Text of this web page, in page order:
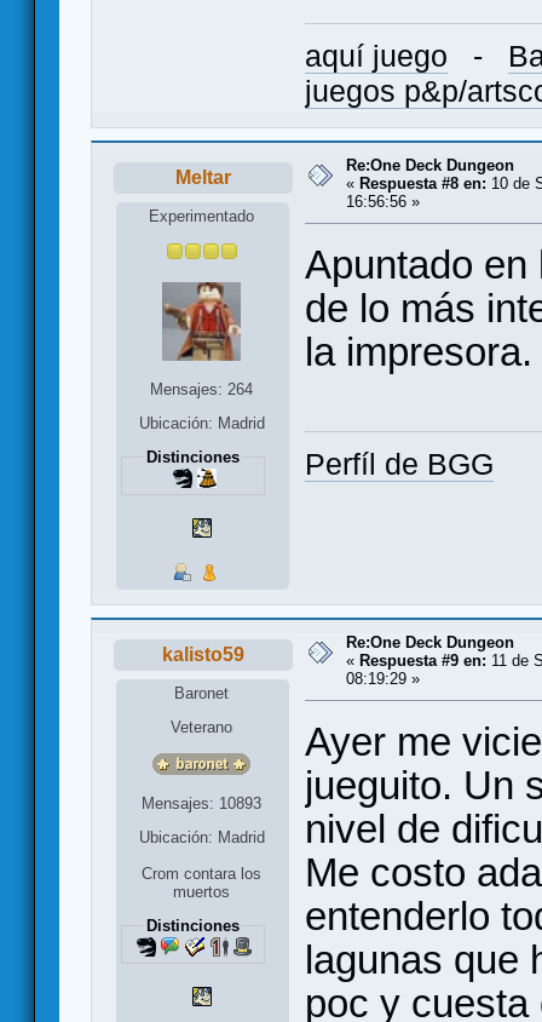
aquí juego -
juegos p&p/
Meltar
Experimentado
Mensajes: 264
Ubicación: Madrid
Distinciones
Re:One Deck Dungeon
« Respuesta #8 en: 10 de
16:56:56 »
Apuntado en
de lo más
la impresora.
Perfíl de BGG
kalisto59
Baronet
Veterano
Mensajes: 10893
Ubicación: Madrid
Crom contara los
muertos
Distinciones
Re:One Deck Dungeon
« Respuesta #9 en: 11 de
08:19:29 »
Ayer me
jueguito. Un
nivel de
Me costo
entenderlo
lagunas que
poc y cuesta